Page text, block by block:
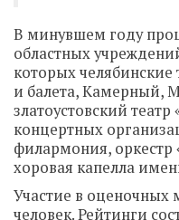
В минувшем году
областных
которых
и балета, Камерный,
златоустовский
концертных
филармония, оркестр
хоровая капелла
Участие в оценочных
человек. Рейтинги